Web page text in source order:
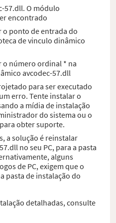
57.dll. O módulo
encontrado
o ponto de entrada do
de vinculo dinâmico
o número ordinal * na
avcodec-57.dll
para ser executado
erro. Tente instalar o
a mídia de instalação
do sistema ou o
obter suporte.
a solução é reinstalar
no seu PC, para a pasta
alguns
de PC, exigem que o
pasta de instalação do
detalhadas, consulte